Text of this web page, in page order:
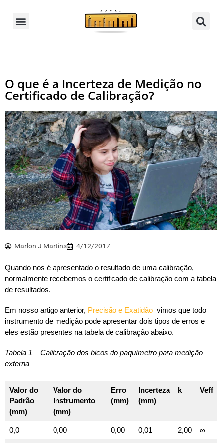
O que é a Incerteza de Medição no
Certificado de Calibração?
Marlon J Martins 4/12/2017
Quando nos é apresentado o resultado de uma calibração,
normalmente recebemos o certificado de calibração com a tabela
de resultados.
Em nosso artigo anterior, Precisão e Exatidão vimos que todo
instrumento de medição pode apresentar dois tipos de erros e
eles estão presentes na tabela de calibração abaixo.
Tabela 1 – Calibração dos bicos do paquímetro para medição
externa
Valor do
Padrão
(mm)
Valor do
Instrumento
(mm)
Erro
(mm)
Incerteza
(mm)
k Veff
0,0 0,00 0,00 0,01 2,00 ∞